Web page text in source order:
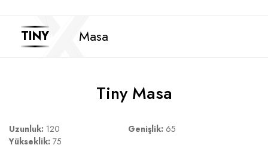
TINY Masa
Tiny Masa
Uzunluk: 120 Genişlik: 65
Yükseklik: 75